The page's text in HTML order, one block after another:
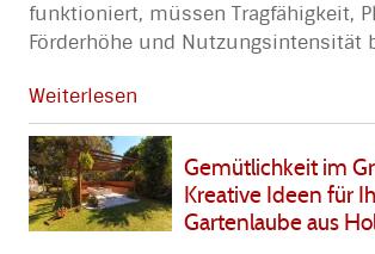
funktioniert, müssen Tragfähigkeit,
Förderhöhe und Nutzungsintensität
Weiterlesen
Gemütlichkeit im
Kreative Ideen für
Gartenlaube aus